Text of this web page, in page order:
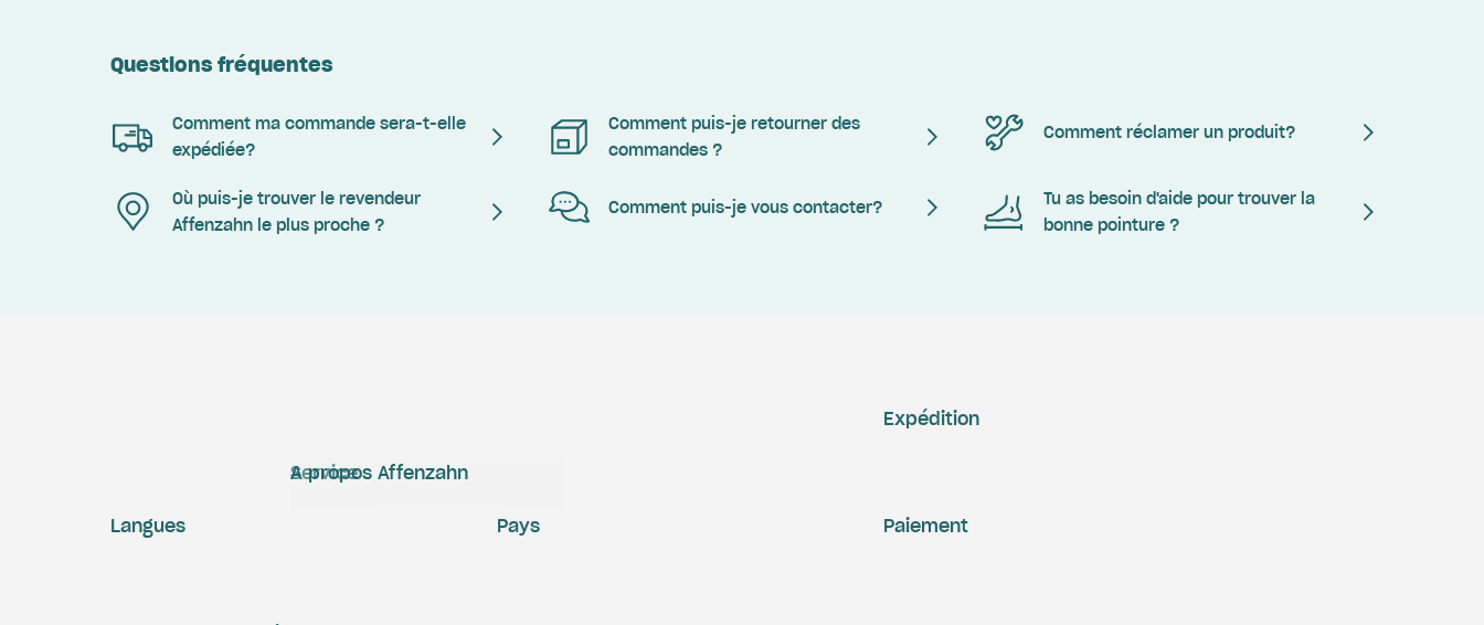
Questions fréquentes
Comment ma commande sera-t-elle
expédiée?
Comment puis-je retourner des
commandes ?
Comment réclamer un produit?
Où puis-je trouver le revendeur
Affenzahn le plus proche ?
Comment puis-je vous contacter?
Tu as besoin d'aide pour trouver la
bonne pointure ?
Service
A propos Affenzahn
Expédition
Paiement
Langues Pays